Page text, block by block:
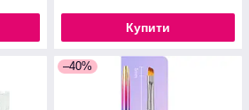
Купити
–40%